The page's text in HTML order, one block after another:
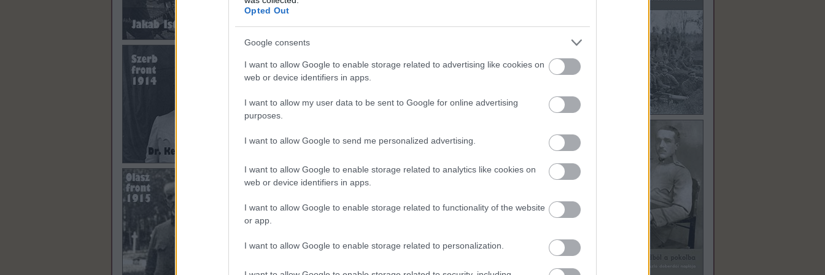
Opted Out
Google consents
I want to allow Google to enable storage related to advertising like cookies on
web or device identifiers in apps.
I want to allow my user data to be sent to Google for online advertising
purposes.
I want to allow Google to send me personalized advertising.
I want to allow Google to enable storage related to analytics like cookies on
web or device identifiers in apps.
I want to allow Google to enable storage related to functionality of the website
or app.
I want to allow Google to enable storage related to personalization.
(Forrás: Hadifogoly magyarok története II.)
hol előre, hol hátra; sóhajtozom és imádkozom, majd vészesebbnél vészesebb gondolatok gyötörnek,
hogy mi baj lehet otthon, de nincs orvosság fájdalmamra, nincs ír sebemre: sem levél, sem sürgöny
nem jön számomra.
Minden reménytől megfosztva, gondolataimba elmélyedve az egyik kört a másik után írom le az
udvaron. Vasárnap van, november 15-ike. Mindent hiszek már, csak azt nem, hogy értesítést kapok
Dudustól. S íme, a kapun belépő orosz katona, a fafejű sürgönyöket hoz, s a többi között nekem is van
„Akmolinsk Leitnant László prisonnier hongrois (Siberia) Gattio bryef erhalten alles wohl Fledderus.”
Nagy örömmel, teljes megnyugvást, határtalan boldogságot okoz a sürgöny. Tehát Dudus megkapta a